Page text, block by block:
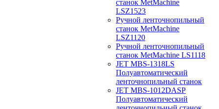
станок MetMachine
LSZ1523
Ручной ленточнопильный
станок MetMachine
LSZ1120
Ручной ленточнопильный
станок MetMachine LS1118
JET MBS-1318LS
Полуавтоматический
ленточнопильный станок
JET MBS-1012DASP
Полуавтоматический